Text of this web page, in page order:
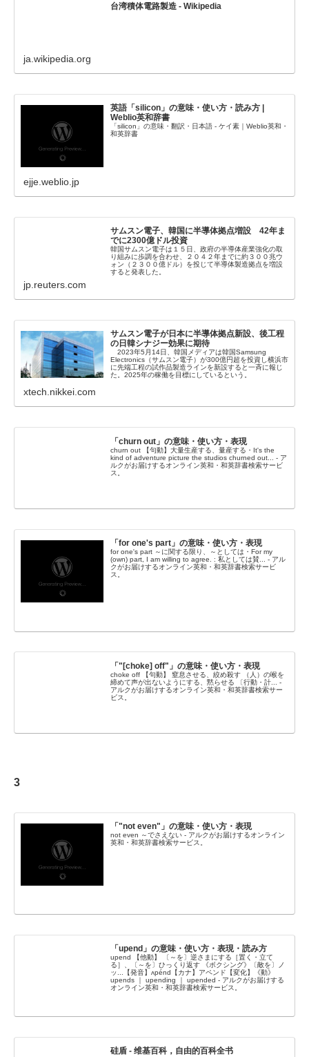
台湾積体電路製造 - Wikipedia
ja.wikipedia.org
英語「silicon」の意味・使い方・読み方 |
Weblio英和辞書
「silicon」の意味・翻訳・日本語 - ケイ素｜Weblio英和・
和英辞書
ejje.weblio.jp
サムスン電子、韓国に半導体拠点増設 42年ま
でに2300億ドル投資
韓国サムスン電子は１５日、政府の半導体産業強化の取
り組みに歩調を合わせ、２０４２年までに約３００兆ウ
ォン（２３００億ドル）を投じて半導体製造拠点を増設
すると発表した。
jp.reuters.com
サムスン電子が日本に半導体拠点新設、後工程
の日韓シナジー効果に期待
2023年5月14日、韓国メディアは韓国Samsung
Electronics（サムスン電子）が300億円超を投資し横浜市
に先端工程の試作品製造ラインを新設すると一斉に報じ
た。2025年の稼働を目標にしているという。
xtech.nikkei.com
「churn out」の意味・使い方・表現
churn out 【句動】大量生産する、量産する・It's the
kind of adventure picture the studios churned out... - ア
ルクがお届けするオンライン英和・和英辞書検索サービ
ス。
「for one's part」の意味・使い方・表現
for one's part ～に関する限り、～としては・For my
(own) part, I am willing to agree. : 私としては賛... - アル
クがお届けするオンライン英和・和英辞書検索サービ
ス。
「"[choke] off"」の意味・使い方・表現
choke off 【句動】 窒息させる、絞め殺す （人）の喉を
締めて声が出ないようにする、黙らせる 〔行動・計... -
アルクがお届けするオンライン英和・和英辞書検索サー
ビス。
3
「"not even"」の意味・使い方・表現
not even ～でさえない - アルクがお届けするオンライン
英和・和英辞書検索サービス。
「upend」の意味・使い方・表現・読み方
upend 【他動】 〔～を〕逆さまにする［置く・立て
る］、〔～を〕ひっくり返す 《ボクシング》〔敵を〕ノ
ッ...【発音】ʌpénd【カナ】アペンド【変化】《動》
upends ｜ upending ｜ upended - アルクがお届けする
オンライン英和・和英辞書検索サービス。
硅盾 - 维基百科，自由的百科全书